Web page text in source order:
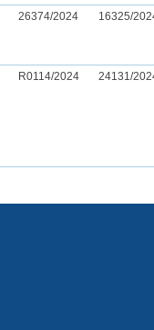
26374/2024 16325/
R0114/2024 24131/